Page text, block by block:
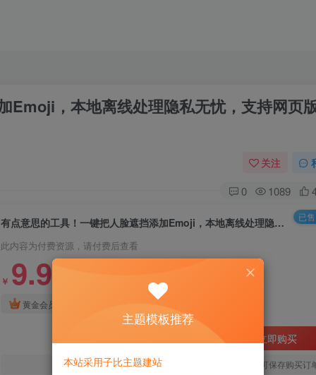
Emoji，本地离线处理隐私无忧，支持网页
关注
0 1089
有点意思的工具！一键把人脸遮挡添加Emoji，本地离线处理隐私无忧，支持网页版和安卓客户端，EmojiFace
此内容为付费资源，请付费后查看
￥ 9.9
黄金会员 免费
立即购买
您当前未登录！建议登陆后购买，可保存购买订
已
主题模板推荐
本站采用子比主题建站